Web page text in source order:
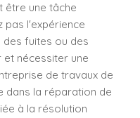
être une tâche
pas l'expérience
des fuites ou des
nécessiter une
de travaux de
dans la réparation de
à la résolution